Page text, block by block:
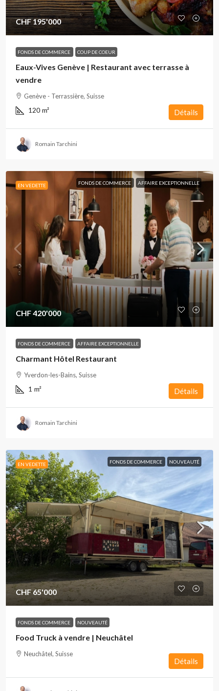
CHF 195'000
FONDS DE COMMERCE COUP DE COEUR
Eaux-Vives Genève | Restaurant avec terrasse à
vendre
Genève - Terrassière, Suisse
120 m² Détails
Romain Tarchini
EN VEDETTE FONDS DE COMMERCE AFFAIRE EXCEPTIONNELLE
CHF 420'000
FONDS DE COMMERCE AFFAIRE EXCEPTIONNELLE
Charmant Hôtel Restaurant
Yverdon-les-Bains, Suisse
1 m² Détails
Romain Tarchini
EN VEDETTE FONDS DE COMMERCE NOUVEAUTÉ
CHF 65'000
FONDS DE COMMERCE NOUVEAUTÉ
Food Truck à vendre | Neuchâtel
Neuchâtel, Suisse
Détails